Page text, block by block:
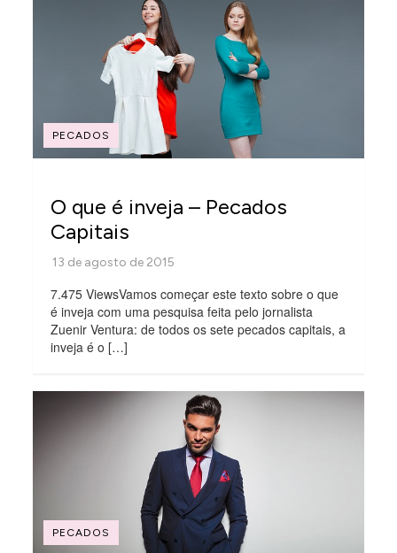
PECADOS
O que é inveja – Pecados
Capitais
7.475 ViewsVamos começar este texto sobre o que
é inveja com uma pesquisa feita pelo jornalista
Zuenir Ventura: de todos os sete pecados capitais, a
inveja é o […]
PECADOS